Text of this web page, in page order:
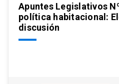
Apuntes Legislativos
política habitacional:
discusión